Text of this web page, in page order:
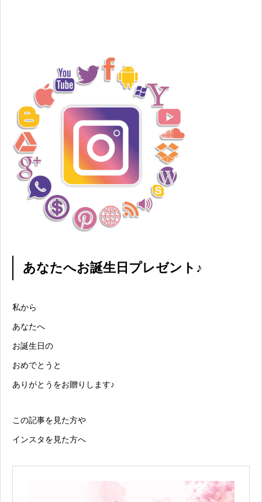
あなたへお誕生日プレゼント♪
私から
あなたへ
お誕生日の
おめでとうと
ありがとうをお贈りします♪
この記事を見た方や
インスタを見た方へ